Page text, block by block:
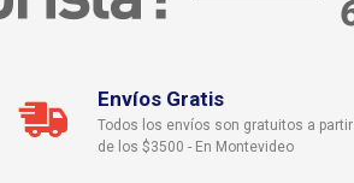
Envíos Gratis
Todos los envíos son gratuitos a partir
de los $3500 - En Montevideo